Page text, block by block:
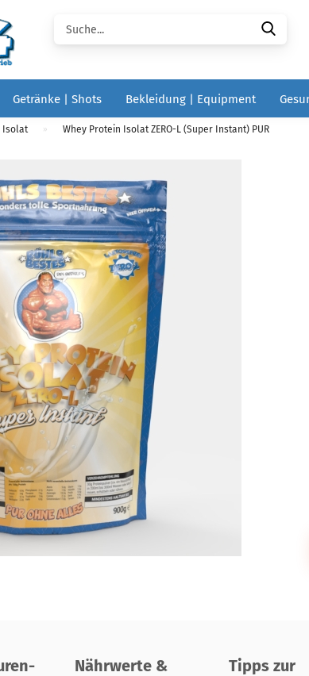
Getränke | Shots Bekleidung | Equipment
Isolat » Whey Protein Isolat ZERO-L (Super Instant) PUR
Nährwerte &
Tipps zur